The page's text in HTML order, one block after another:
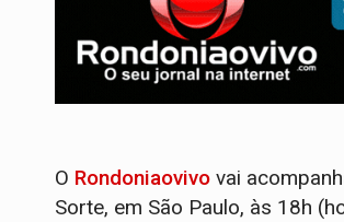
O Rondoniaovivo vai
Sorte, em São Paulo, às 18h